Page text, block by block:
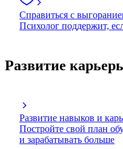
Справиться с
Психолог поддержит,
Развитие
Развитие навыков и
Постройте свой план
и зарабатывать больше